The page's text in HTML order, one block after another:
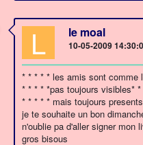
L le moal
10-05-2009
* * * * * les amis sont comme
* * * * *pas toujours visibles*
* * * * * mais toujours
je te souhaite un bon
n'oublie pa d'aller signer mon
gros bisous